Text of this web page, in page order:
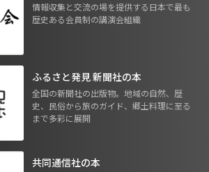
情報収集と交流の場を提供する日本で最も
歴史ある会員制の講演会組織
ふるさと発見 新聞社の本
全国の新聞社の出版物。地域の自然、歴
史、民俗から旅のガイド、郷土料理に至る
まで多彩に展開
共同通信社の本